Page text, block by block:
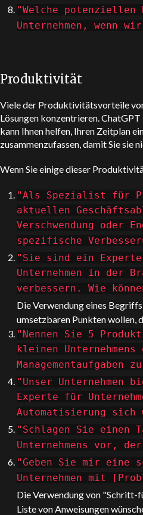
"Welche
Unternehmen, wenn
Produktivität
Viele der Produktivitätsvorteile
Lösungen konzentrieren.ChatGPT
kann Ihnen helfen, Ihren Zeitplan
zusammenzufassen, damit Sie sie
Wenn Sie einige dieser
"Als Spezialist für
aktuellen
Verschwendung oder
spezifische
"Sie sind ein
Unternehmen in der
verbessern. Wie
Die Verwendung eines
umsetzbaren Punkten wollen,
"Nennen Sie 5
kleinen
"Unser
Experte für
Automatisierung sich
"Schlagen Sie einen
Unternehmens vor,
"Geben Sie mir eine
Unternehmen mit
Die Verwendung von "Schritt-
Liste von Anweisungen